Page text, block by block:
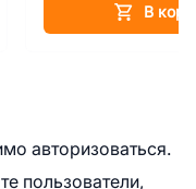
В
авторизоваться.
пользователи,